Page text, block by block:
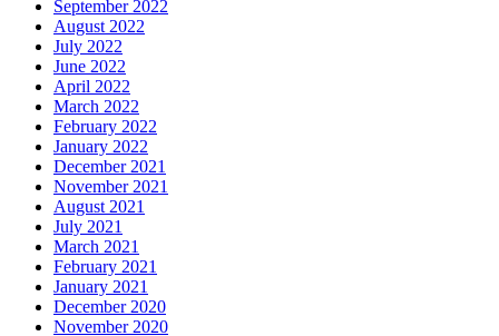
September 2022
August 2022
July 2022
June 2022
April 2022
March 2022
February 2022
January 2022
December 2021
November 2021
August 2021
July 2021
March 2021
February 2021
January 2021
December 2020
November 2020